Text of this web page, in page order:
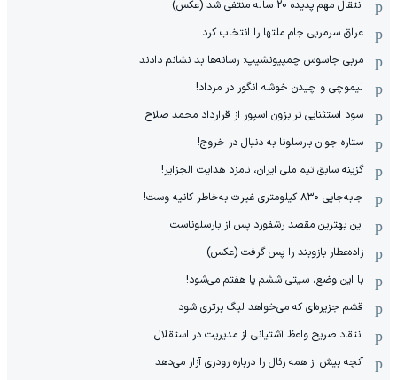
انتقال مهم پدیده 20 ساله منتفی شد (عکس)
عراق سرمربی جام ملتها را انتخاب کرد
مربی جاسوس چمپیونشیپ: رسانه‌ها بد نشانم دادند
لیموچی و چیدن خوشه انگور در مرداد!
سود استثنایی ترابزون اسپور از قرارداد محمد صلاح
ستاره جوان بارسلونا به دنبال در خروج!
گزینه سابق تیم ملی ایران، نامزد هدایت الجزایر!
جابه‌جایی ۸۳۰ کیلومتری غیرت به‌خاطر کانیه وست!
این بهترین مقصد رشفورد پس از بارسلوناست
زاده‌عطار بازوبند را پس گرفت (عکس)
با این وضع، سیتی ششم یا هفتم می‌شود!
قشم جزیره‌ای که می‌خواهد لیگ برتری شود
انتقاد صریح واعظ آشتیانی از مدیریت در استقلال
آنچه بیش از همه رئال را درباره رودری آزار می‌دهد